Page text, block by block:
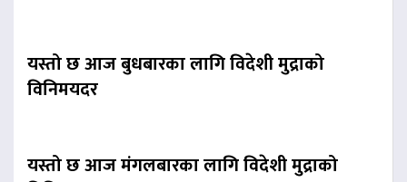
यस्तो छ आज बुधबारका लागि विदेशी मुद्राको
विनिमयदर
यस्तो छ आज मंगलबारका लागि विदेशी मुद्राको